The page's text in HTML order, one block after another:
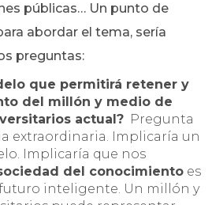
públicas… Un punto de
abordar el tema, sería
preguntas:
que permitirá retener y
del millón y medio de
actual? Pregunta
extraordinaria. Implicaría un
Implicaría que nos
del conocimiento es
inteligente. Un millón y